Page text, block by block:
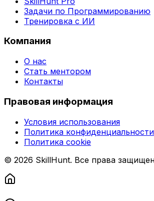
Задачи по Программированию
Тренировка с ИИ
Компания
О нас
Стать ментором
Контакты
Правовая информация
Условия использования
Политика конфиденциальности
Политика cookie
© 2026 SkillHunt. Все права